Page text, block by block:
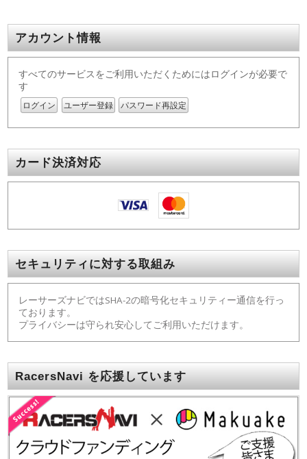
アカウント情報
すべてのサービスをご利用いただくためにはログインが必要で
す
ログイン ユーザー登録 パスワード再設定
カード決済対応
セキュリティに対する取組み
レーサーズナビではSHA-2の暗号化セキュリティー通信を行っ
ております。
プライバシーは守られ安心してご利用いただけます。
RacersNavi を応援しています